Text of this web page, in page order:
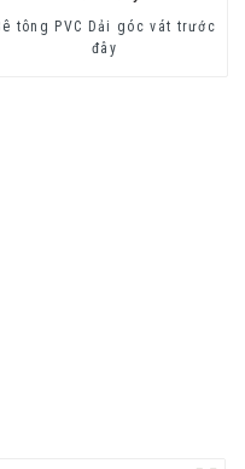
tông PVC Dải góc vát trước
đây